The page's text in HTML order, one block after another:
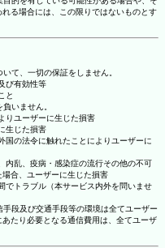
る場合には、この限りではないものとす
て、一切の保証をしません。
び有効性等
と
いません。
りユーザーに生じた損害
生じた損害
国の法令に触れたことによりユーザーに
内乱、疫病・感染症の流行その他の不可
合、ユーザーに生じた損害
でトラブル（本サービス内外を問いませ
段及び交通手段等の環境は全てユーザー
たり必要となる通信費用は、全てユーザ